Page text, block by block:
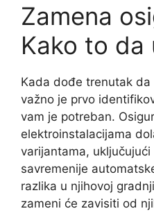
Zamena
Kako to da
Kada dođe trenutak
važno je prvo
vam je potreban.
elektroinstalacijama
varijantama,
savremenije
razlika u njihovoj
zameni će zavisiti od